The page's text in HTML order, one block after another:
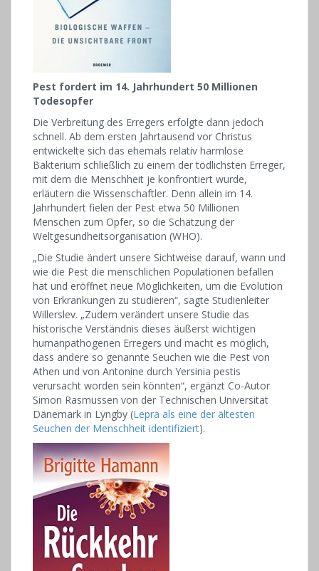
Pest fordert im 14. Jahrhundert 50 Millionen
Todesopfer
Die Verbreitung des Erregers erfolgte dann jedoch
schnell. Ab dem ersten Jahrtausend vor Christus
entwickelte sich das ehemals relativ harmlose
Bakterium schließlich zu einem der tödlichsten Erreger,
mit dem die Menschheit je konfrontiert wurde,
erläutern die Wissenschaftler. Denn allein im 14.
Jahrhundert fielen der Pest etwa 50 Millionen
Menschen zum Opfer, so die Schätzung der
Weltgesundheitsorganisation (WHO).
„Die Studie ändert unsere Sichtweise darauf, wann und
wie die Pest die menschlichen Populationen befallen
hat und eröffnet neue Möglichkeiten, um die Evolution
von Erkrankungen zu studieren“, sagte Studienleiter
Willerslev. „Zudem verändert unsere Studie das
historische Verständnis dieses äußerst wichtigen
humanpathogenen Erregers und macht es möglich,
dass andere so genannte Seuchen wie die Pest von
Athen und von Antonine durch Yersinia pestis
verursacht worden sein könnten“, ergänzt Co-Autor
Simon Rasmussen von der Technischen Universität
Dänemark in Lyngby (Lepra als eine der ältesten
Seuchen der Menschheit identifiziert).